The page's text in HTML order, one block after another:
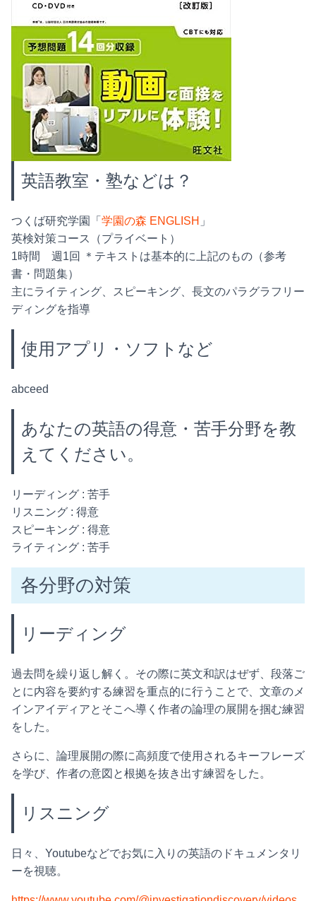
英語教室・塾などは？
つくば研究学園「 学園の森 ENGLISH 」
英検対策コース（プライベート）
1時間 週1回 ＊テキストは基本的に上記のもの（参考
書・問題集）
主にライティング、スピーキング、長文のパラグラフリー
ディングを指導
使用アプリ・ソフトなど
abceed
あなたの英語の得意・苦手分野を教
えてください。
リーディング : 苦手
リスニング : 得意
スピーキング : 得意
ライティング : 苦手
各分野の対策
リーディング
過去問を繰り返し解く。その際に英文和訳はぜず、段落ご
とに内容を要約する練習を重点的に行うことで、文章のメ
インアイディアとそこへ導く作者の論理の展開を掴む練習
をした。
さらに、論理展開の際に高頻度で使用されるキーフレーズ
を学び、作者の意図と根拠を抜き出す練習をした。
リスニング
日々、Youtubeなどでお気に入りの英語のドキュメンタリ
ーを視聴。